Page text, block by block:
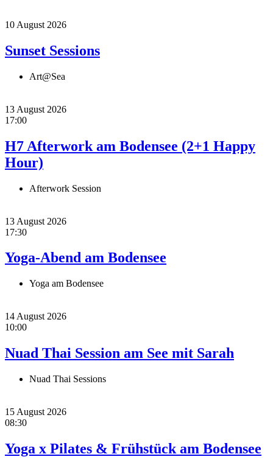
10 August 2026
Sunset Sessions
Art@Sea
13 August 2026
17:00
H7 Afterwork am Bodensee (2+1 Happy
Hour)
Afterwork Session
13 August 2026
17:30
Yoga-Abend am Bodensee
Yoga am Bodensee
14 August 2026
10:00
Nuad Thai Session am See mit Sarah
Nuad Thai Sessions
15 August 2026
08:30
Yoga x Pilates & Frühstück am Bodensee